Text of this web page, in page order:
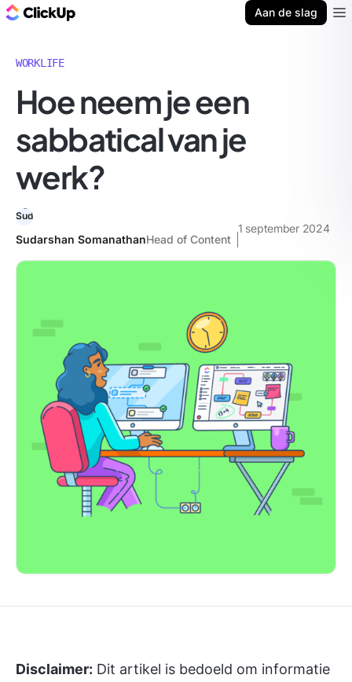
Aan de slag
WORKLIFE
Hoe neem je een
sabbatical van je
werk?
Sudarshan SomanathanHead of Content
1 september 2024
Disclaimer: Dit artikel is bedoeld om informatie